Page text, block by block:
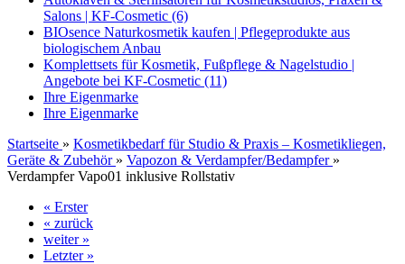
Salons | KF-Cosmetic (6)
BIOsence Naturkosmetik kaufen | Pflegeprodukte aus
biologischem Anbau
Komplettsets für Kosmetik, Fußpflege & Nagelstudio |
Angebote bei KF-Cosmetic (11)
Ihre Eigenmarke
Ihre Eigenmarke
Startseite » Kosmetikbedarf für Studio & Praxis – Kosmetikliegen,
Geräte & Zubehör » Vapozon & Verdampfer/Bedampfer »
Verdampfer Vapo01 inklusive Rollstativ
« Erster
« zurück
weiter »
Letzter »